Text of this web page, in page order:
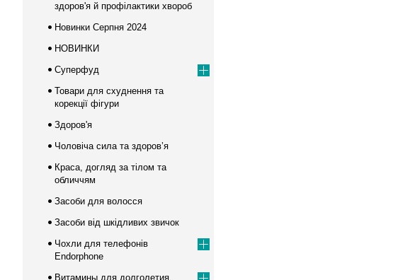
здоров'я й профілактики хвороб
Новинки Серпня 2024
НОВИНКИ
Суперфуд
Товари для схуднення та
корекції фігури
Здоров'я
Чоловіча сила та здоров’я
Краса, догляд за тілом та
обличчям
Засоби для волосся
Засоби від шкідливих звичок
Чохли для телефонів
Endorphone
Витамины для долголетия,